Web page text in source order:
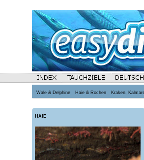
Wale & Delphine Haie & Rochen Kraken,
HAIE